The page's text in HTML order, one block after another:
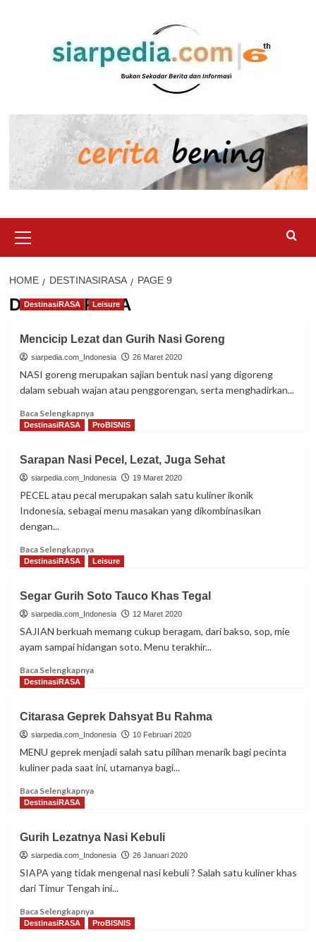
Menu
HOME DESTINASIRASA PAGE 9
DestinasiRASA
DestinasiRASA Leisure
Mencicip Lezat dan Gurih Nasi Goreng
siarpedia.com_Indonesia 26 Maret 2020
NASI goreng merupakan sajian bentuk nasi yang digoreng
dalam sebuah wajan atau penggorengan, serta menghadirkan...
Baca SelengkapnyaRead
more
Lezat
dan
Gurih
Nasi
Goreng
DestinasiRASA ProBISNIS
Sarapan Nasi Pecel, Lezat, Juga Sehat
siarpedia.com_Indonesia 19 Maret 2020
PECEL atau pecal merupakan salah satu kuliner ikonik
Indonesia, sebagai menu masakan yang dikombinasikan
dengan...
Baca SelengkapnyaRead
more
Nasi
Pecel,
Lezat,
Sehat
DestinasiRASA Leisure
Segar Gurih Soto Tauco Khas Tegal
siarpedia.com_Indonesia 12 Maret 2020
SAJIAN berkuah memang cukup beragam, dari bakso, sop, mie
ayam sampai hidangan soto. Menu terakhir...
Baca SelengkapnyaRead
Gurih
Soto
Tauco
Khas
Tegal
DestinasiRASA
Citarasa Geprek Dahsyat Bu Rahma
siarpedia.com_Indonesia 10 Februari 2020
MENU geprek menjadi salah satu pilihan menarik bagi pecinta
kuliner pada saat ini, utamanya bagi...
Baca SelengkapnyaRead
Geprek
Dahsyat
Bu
Rahma
DestinasiRASA
Gurih Lezatnya Nasi Kebuli
siarpedia.com_Indonesia 26 Januari 2020
SIAPA yang tidak mengenal nasi kebuli ? Salah satu kuliner khas
dari Timur Tengah ini...
Baca SelengkapnyaRead
more
DestinasiRASA ProBISNIS